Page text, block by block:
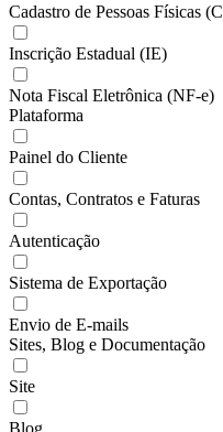
Cadastro de Pessoas Físicas
Inscrição Estadual (IE)
Nota Fiscal Eletrônica (NF-e)
Plataforma
Painel do Cliente
Contas, Contratos e Faturas
Autenticação
Sistema de Exportação
Envio de E-mails
Sites, Blog e Documentação
Site
Blog